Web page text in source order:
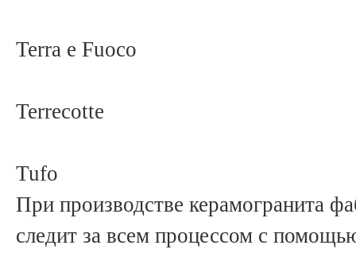
Terra e Fuoco
Terrecotte
Tufo
При производстве керамогранита
следит за всем процессом с